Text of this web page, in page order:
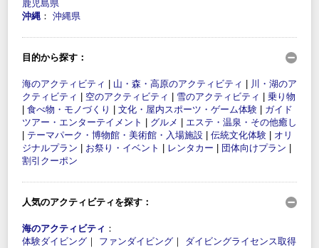
鹿児島県
沖縄 ： 沖縄県
目的から探す：
海のアクティビティ 山・森・高原のアクティビティ
川・湖のア
クティビティ
空のアクティビティ 雪のアクティビティ
乗り物
食べ物・モノづくり 文化・屋内スポーツ・ゲーム体験
ガイド
ツアー・エンターテイメント
グルメ
エステ・温泉・その他癒し
テーマパーク・博物館・美術館・入場施設 伝統文化体験
オリ
ジナルプラン
お祭り・イベント レンタカー 団体向けプラン
割引クーポン
人気のアクティビティを探す：
海のアクティビティ ：
体験ダイビング ｜ ファンダイビング ｜ ダイビングライセンス取得